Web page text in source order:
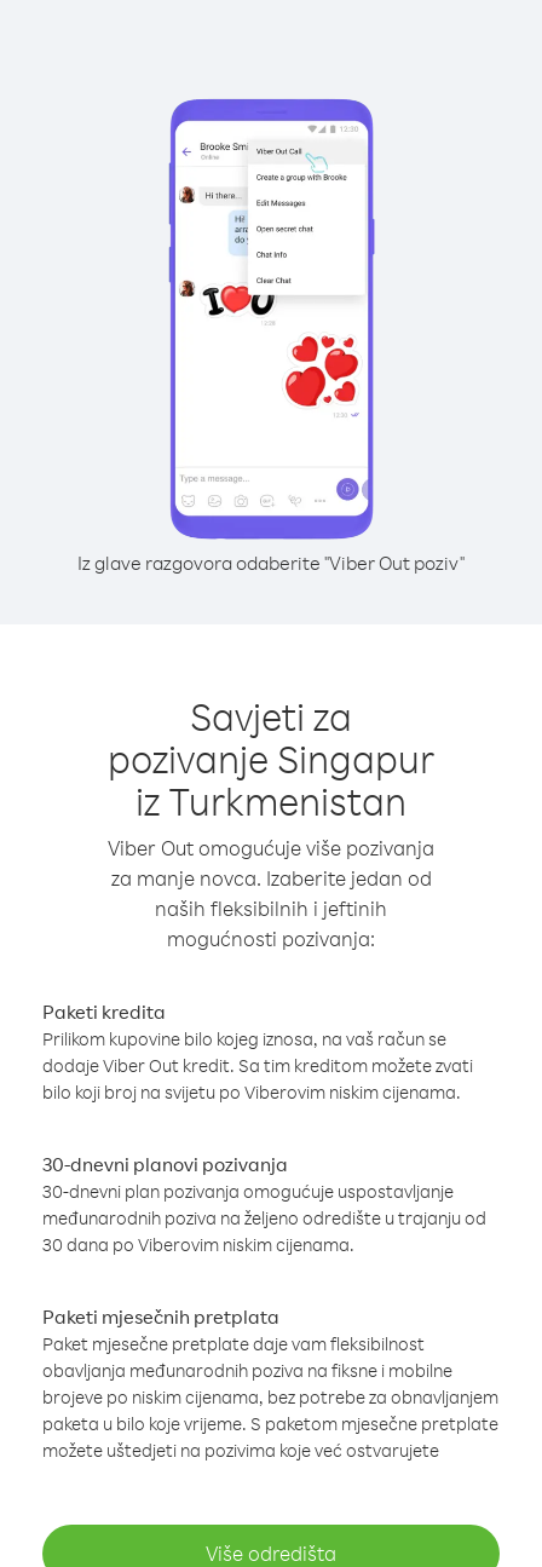
Iz glave razgovora odaberite "Viber Out poziv"
Savjeti za
pozivanje Singapur
iz Turkmenistan
Viber Out omogućuje više pozivanja
za manje novca. Izaberite jedan od
naših fleksibilnih i jeftinih
mogućnosti pozivanja:
Paketi kredita
Prilikom kupovine bilo kojeg iznosa, na vaš račun se
dodaje Viber Out kredit. Sa tim kreditom možete zvati
bilo koji broj na svijetu po Viberovim niskim cijenama.
30-dnevni planovi pozivanja
30-dnevni plan pozivanja omogućuje uspostavljanje
međunarodnih poziva na željeno odredište u trajanju od
30 dana po Viberovim niskim cijenama.
Paketi mjesečnih pretplata
Paket mjesečne pretplate daje vam fleksibilnost
obavljanja međunarodnih poziva na fiksne i mobilne
brojeve po niskim cijenama, bez potrebe za obnavljanjem
paketa u bilo koje vrijeme. S paketom mjesečne pretplate
možete uštedjeti na pozivima koje već ostvarujete
Više odredišta